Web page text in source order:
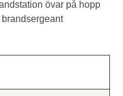
övar på hopp